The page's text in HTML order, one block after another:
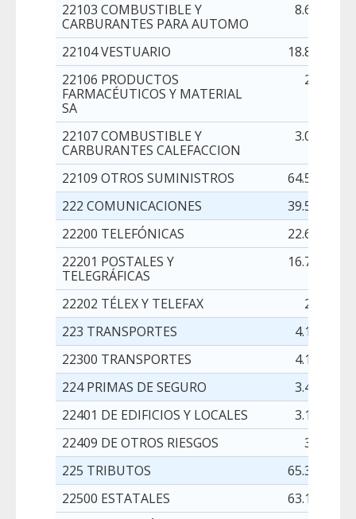
22103 COMBUSTIBLE Y
CARBURANTES PARA AUTOMO
8.600,00
22104 VESTUARIO
18.893,00
22106 PRODUCTOS
FARMACÉUTICOS Y MATERIAL
SA
200,00
22107 COMBUSTIBLE Y
CARBURANTES CALEFACCION
3.000,00
22109 OTROS SUMINISTROS
64.566,00
222 COMUNICACIONES
39.551,00
22200 TELEFÓNICAS
22.635,00
22201 POSTALES Y
TELEGRÁFICAS
16.716,00
22202 TÉLEX Y TELEFAX
200,00
223 TRANSPORTES
4.100,00
22300 TRANSPORTES
4.100,00
224 PRIMAS DE SEGURO
3.400,00
22401 DE EDIFICIOS Y LOCALES
3.100,00
22409 DE OTROS RIESGOS
300,00
225 TRIBUTOS
65.300,00
22500 ESTATALES
63.100,00